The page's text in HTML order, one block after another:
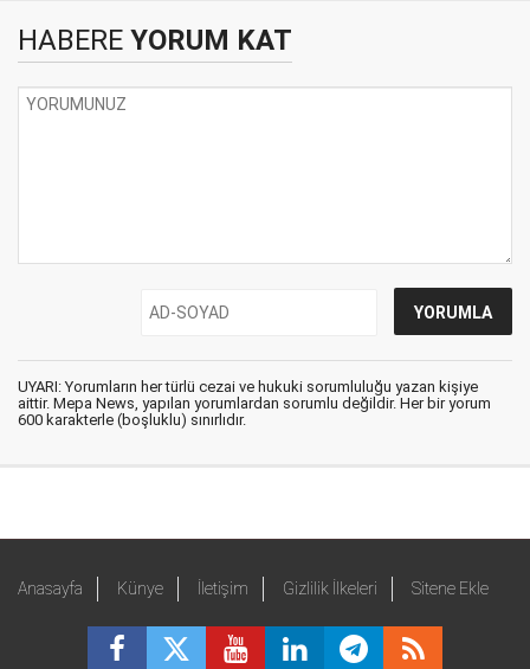
HABERE YORUM KAT
UYARI: Yorumların her türlü cezai ve hukuki sorumluluğu yazan kişiye
aittir. Mepa News, yapılan yorumlardan sorumlu değildir. Her bir yorum
600 karakterle (boşluklu) sınırlıdır.
Anasayfa Künye İletişim Gizlilik İlkeleri Sitene Ekle